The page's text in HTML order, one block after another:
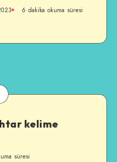
6 dakika okuma süresi
kelime
süresi